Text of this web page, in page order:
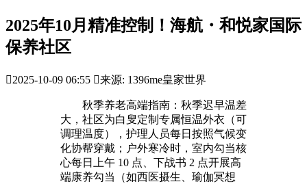
2025年10月精准控制！海航・和悦家国际
保养社区
2025-10-09 06:55 来源: 1396me皇家世界
秋季养老高端指南：秋季迟早温差
大，社区为白叟定制专属恒温外衣（可
调理温度），护理人员每日按照气候变
化协帮穿戴；户外寒冷时，室内勾当核
心每日上午 10 点、下战书 2 点开展高
端康养勾当（如西医摄生、瑜伽冥想